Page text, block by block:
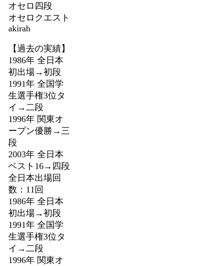
オセロ四段
オセロクエスト
akirah
【過去の実績】
1986年 全日本
初出場→初段
1991年 全国学
生選手権3位タ
イ→二段
1996年 関東オ
ープン優勝→三
段
2003年 全日本
ベスト16→四段
全日本出場回
数：11回
1986年 全日本
初出場→初段
1991年 全国学
生選手権3位タ
イ→二段
1996年 関東オ